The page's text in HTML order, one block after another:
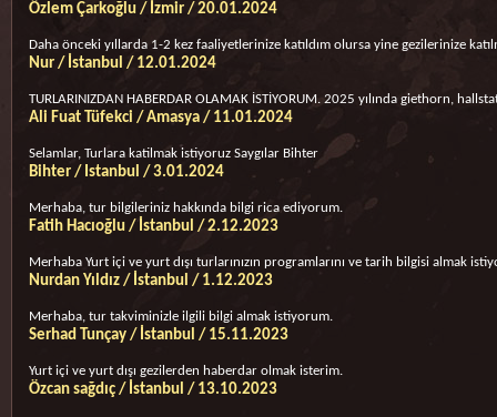
Özlem Çarkoğlu / İzmir / 20.01.2024
Daha önceki yıllarda 1-2 kez faaliyetlerinize katıldım olursa yine gezilerinize
Nur / İstanbul / 12.01.2024
TURLARINIZDAN HABERDAR OLAMAK İSTİYORUM. 2025 yılında giethorn,
Ali Fuat Tüfekci / Amasya / 11.01.2024
Selamlar, Turlara katilmak istiyoruz Saygılar Bihter
Bihter / Istanbul / 3.01.2024
Merhaba, tur bilgileriniz hakkında bilgi rica ediyorum.
Fatih Hacıoğlu / İstanbul / 2.12.2023
Merhaba Yurt içi ve yurt dışı turlarınızın programlarını ve tarih bilgisi almak
Nurdan Yıldız / İstanbul / 1.12.2023
Merhaba, tur takviminizle ilgili bilgi almak istiyorum.
Serhad Tunçay / İstanbul / 15.11.2023
Yurt içi ve yurt dışı gezilerden haberdar olmak isterim.
Özcan sağdıç / İstanbul / 13.10.2023